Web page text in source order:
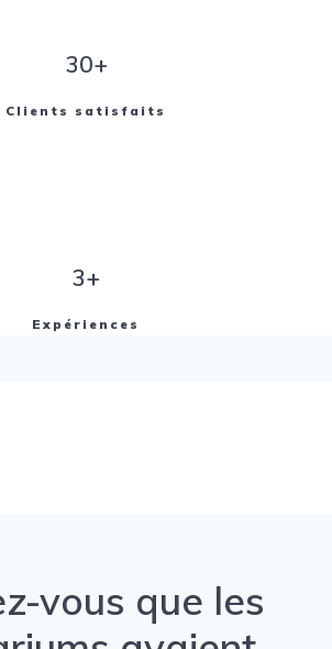
30+
Clients satisfaits
3+
Expériences
vous que les